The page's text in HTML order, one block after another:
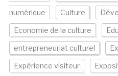
numérique Culture
Economie de la culture
entrepreneuriat culturel
Expérience visiteur